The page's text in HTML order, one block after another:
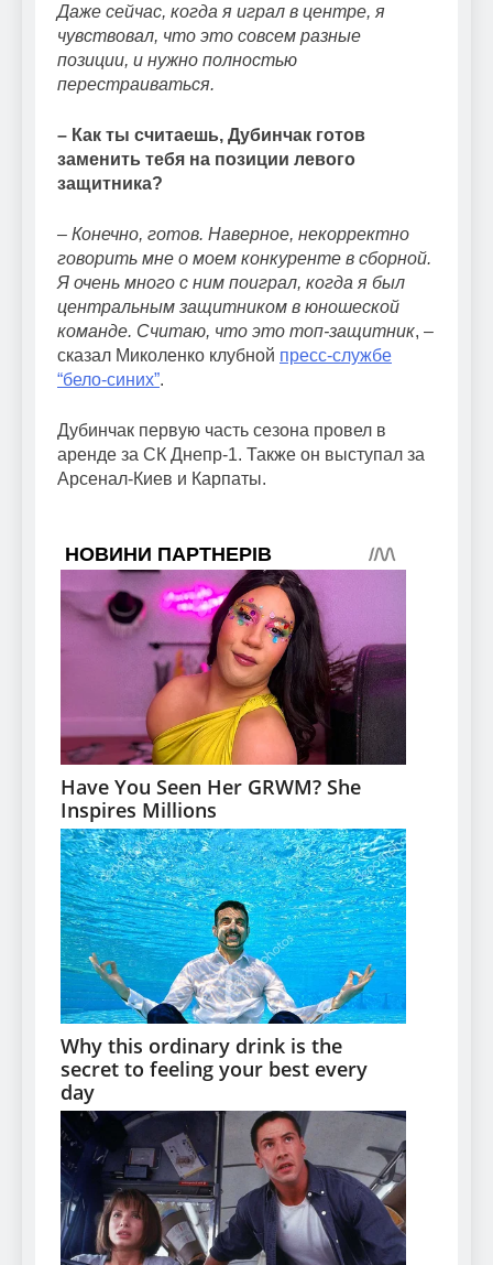
Даже сейчас, когда я играл в центре, я
чувствовал, что это совсем разные
позиции, и нужно полностью
перестраиваться.
– Как ты считаешь, Дубинчак готов
заменить тебя на позиции левого
защитника?
– Конечно, готов. Наверное, некорректно
говорить мне о моем конкуренте в сборной.
Я очень много с ним поиграл, когда я был
центральным защитником в юношеской
команде. Считаю, что это топ-защитник, –
сказал Миколенко клубной пресс-службе
“бело-синих”.
Дубинчак первую часть сезона провел в
аренде за СК Днепр-1. Также он выступал за
Арсенал-Киев и Карпаты.